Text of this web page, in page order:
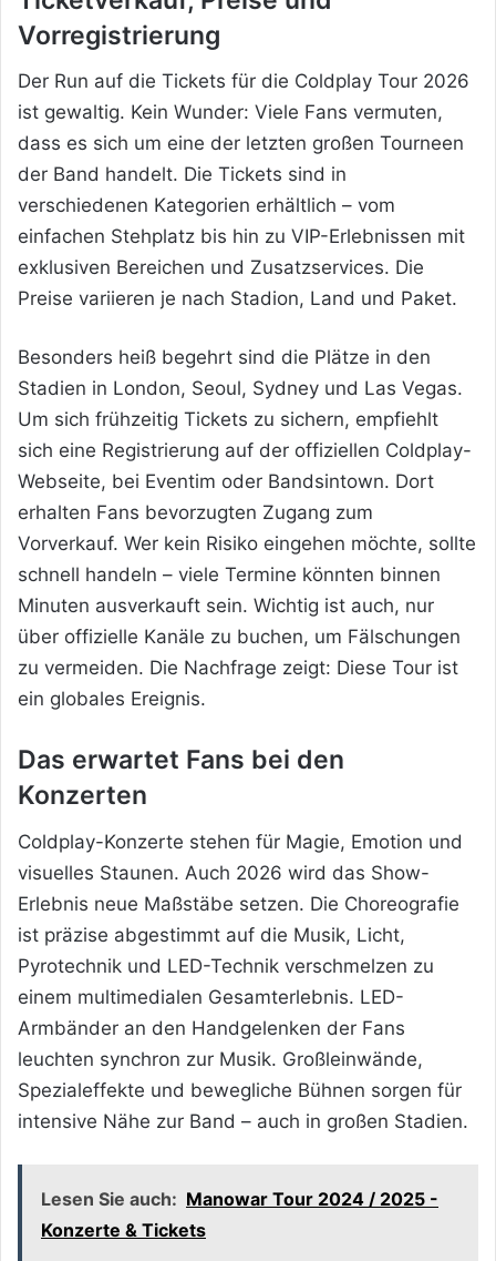
Vorregistrierung
Der Run auf die Tickets für die Coldplay Tour 2026
ist gewaltig. Kein Wunder: Viele Fans vermuten,
dass es sich um eine der letzten großen Tourneen
der Band handelt. Die Tickets sind in
verschiedenen Kategorien erhältlich – vom
einfachen Stehplatz bis hin zu VIP-Erlebnissen mit
exklusiven Bereichen und Zusatzservices. Die
Preise variieren je nach Stadion, Land und Paket.
Besonders heiß begehrt sind die Plätze in den
Stadien in London, Seoul, Sydney und Las Vegas.
Um sich frühzeitig Tickets zu sichern, empfiehlt
sich eine Registrierung auf der offiziellen Coldplay-
Webseite, bei Eventim oder Bandsintown. Dort
erhalten Fans bevorzugten Zugang zum
Vorverkauf. Wer kein Risiko eingehen möchte, sollte
schnell handeln – viele Termine könnten binnen
Minuten ausverkauft sein. Wichtig ist auch, nur
über offizielle Kanäle zu buchen, um Fälschungen
zu vermeiden. Die Nachfrage zeigt: Diese Tour ist
ein globales Ereignis.
Das erwartet Fans bei den
Konzerten
Coldplay-Konzerte stehen für Magie, Emotion und
visuelles Staunen. Auch 2026 wird das Show-
Erlebnis neue Maßstäbe setzen. Die Choreografie
ist präzise abgestimmt auf die Musik, Licht,
Pyrotechnik und LED-Technik verschmelzen zu
einem multimedialen Gesamterlebnis. LED-
Armbänder an den Handgelenken der Fans
leuchten synchron zur Musik. Großleinwände,
Spezialeffekte und bewegliche Bühnen sorgen für
intensive Nähe zur Band – auch in großen Stadien.
Lesen Sie auch: Manowar Tour 2024 / 2025 -
Konzerte & Tickets